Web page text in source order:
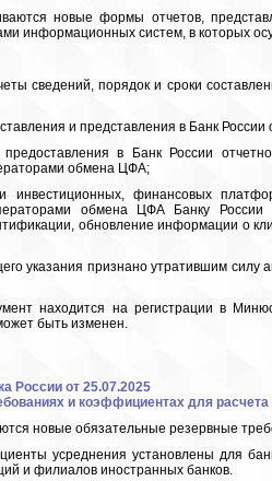
новые формы отчетов,
информационных систем, в которых
сведений, порядок и сроки
и представления в Банк
в Банк России
обмена ЦФА;
инвестиционных, финансовых
обмена ЦФА Банку
обновление информации о
указания признано утратившим силу
находится на регистрации в
быть изменен.
России от 25.07.2025
и коэффициентах для
новые обязательные резервные
усреднения установлены для
и филиалов иностранных банков.